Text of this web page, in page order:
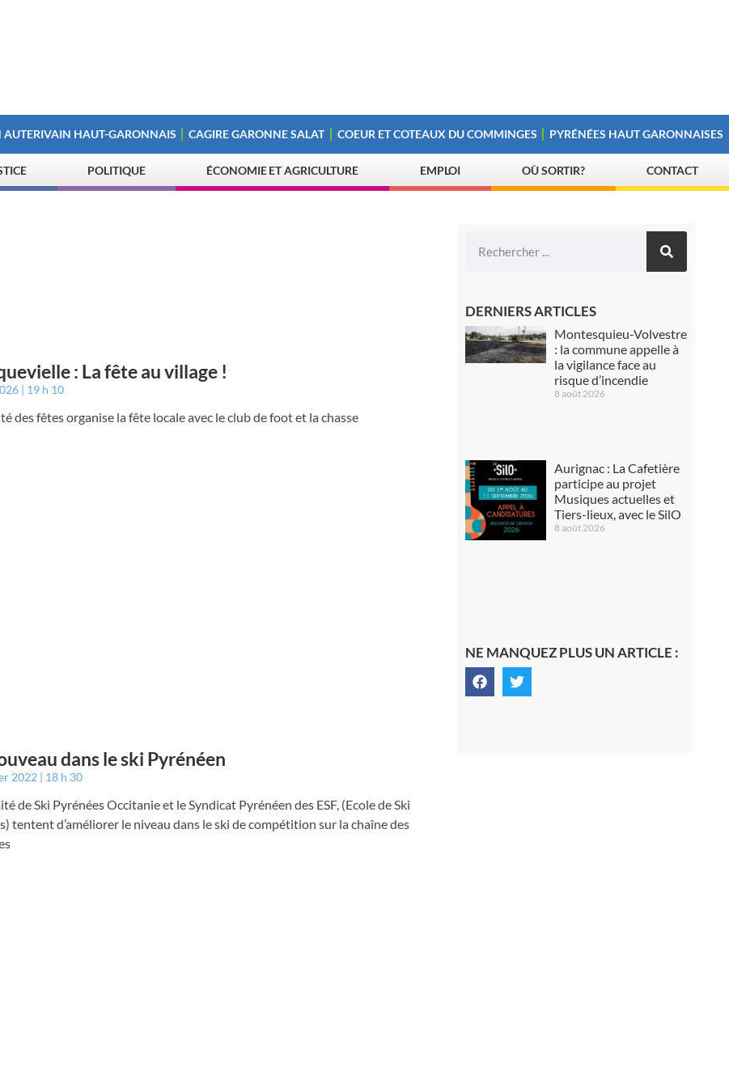
AUTERIVAIN HAUT-GARONNAIS CAGIRE GARONNE SALAT COEUR ET COTEAUX DU COMMINGES PYRÉNÉES HAUT GARONNAISES
POLITIQUE ÉCONOMIE ET AGRICULTURE EMPLOI OÙ SORTIR? CONTACT
: La fête au village !
19 h 10
des fêtes organise la fête locale avec le club de foot et la chasse
dans le ski Pyrénéen
2022 18 h 30
de Ski Pyrénées Occitanie et le Syndicat Pyrénéen des ESF, (Ecole de Ski
tentent d’améliorer le niveau dans le ski de compétition sur la chaîne des
DERNIERS ARTICLES
Montesquieu-Volvestre
: la commune appelle à
la vigilance face au
risque d’incendie
8 août 2026
Aurignac : La Cafetière
participe au projet
Musiques actuelles et
Tiers-lieux, avec le SilO
8 août 2026
NE MANQUEZ PLUS UN ARTICLE :